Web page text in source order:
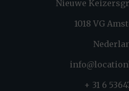
Nieuwe
1018 VG
+ 31 6